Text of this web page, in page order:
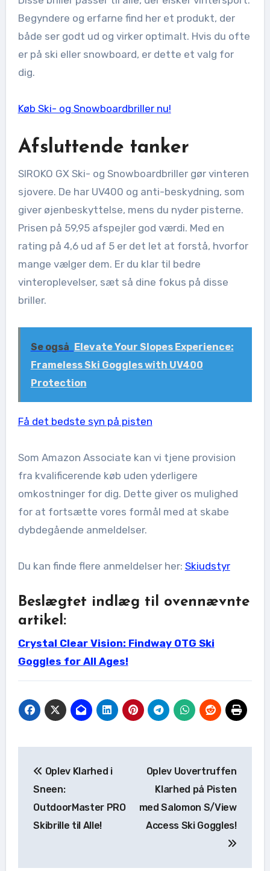
Begyndere og erfarne find her et produkt, der
både ser godt ud og virker optimalt. Hvis du ofte
er på ski eller snowboard, er dette et valg for
dig.
Køb Ski- og Snowboardbriller nu!
Afsluttende tanker
SIROKO GX Ski- og Snowboardbriller gør vinteren
sjovere. De har UV400 og anti-beskydning, som
giver øjenbeskyttelse, mens du nyder pisterne.
Prisen på 59,95 afspejler god værdi. Med en
rating på 4,6 ud af 5 er det let at forstå, hvorfor
mange vælger dem. Er du klar til bedre
vinteroplevelser, sæt så dine fokus på disse
briller.
Se også Elevate Your Slopes Experience:
Frameless Ski Goggles with UV400
Protection
Få det bedste syn på pisten
Som Amazon Associate kan vi tjene provision
fra kvalificerende køb uden yderligere
omkostninger for dig. Dette giver os mulighed
for at fortsætte vores formål med at skabe
dybdegående anmeldelser.
Du kan finde flere anmeldelser her: Skiudstyr
Beslægtet indlæg til ovennævnte
artikel:
Crystal Clear Vision: Findway OTG Ski
Goggles for All Ages!
Oplev Klarhed i
Sneen:
OutdoorMaster PRO
Skibrille til Alle!
Oplev Uovertruffen
Klarhed på Pisten
med Salomon S/View
Access Ski Goggles!